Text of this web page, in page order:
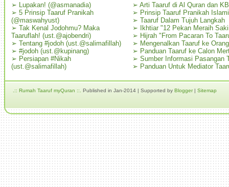
➢
Lupakan! (@asmanadia)
➢ 5 Prinsip Taaruf Pranikah
(@maswahyust)
➢ Tak Kenal Jodohmu? Maka
Taaruflah! (ust.@ajobendri)
➢ Tentang #jodoh (ust.@salimafillah)
➢ #jodoh (ust.@kupinang)
➢ Persiapan #Nikah
(ust.@salimafillah)
➢ Arti Taaruf di Al Quran dan
➢ Prinsip Taaruf Pranikah Islami
➢ Taaruf Dalam Tujuh Langkah
➢
Ikhtiar "12 Pekan Meraih
➢ Hijrah "From Pacaran To
➢ Mengenalkan Taaruf ke
➢ Panduan Taaruf ke Calon
➢ Sumber Informasi Pasangan
➢ Panduan Untuk Mediator
.:: Rumah Taaruf myQuran ::. Published in Jan-2014 | Supported by Blogger| Sitemap